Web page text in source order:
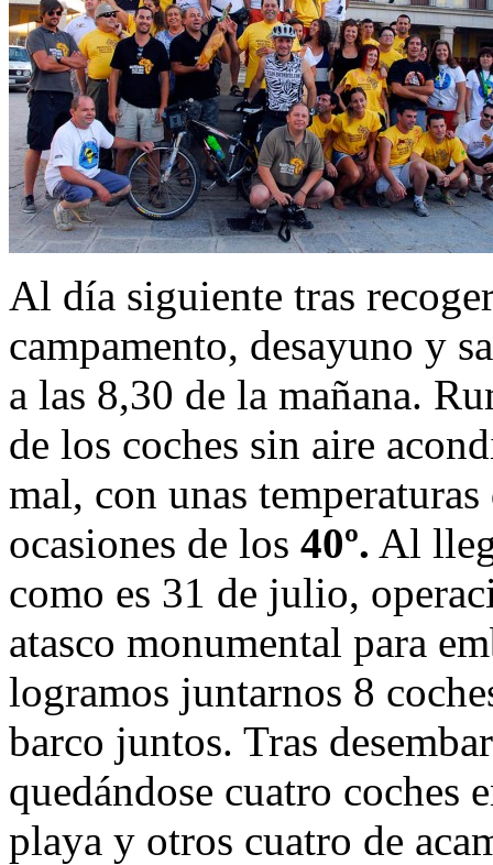
Al día siguiente tras
campamento, desayuno y
a las 8,30 de la mañana.
de los coches sin aire
mal, con unas
ocasiones de los 40º. Al
como es 31 de julio,
atasco monumental para
logramos juntarnos 8
barco juntos. Tras
quedándose cuatro
playa y otros cuatro de